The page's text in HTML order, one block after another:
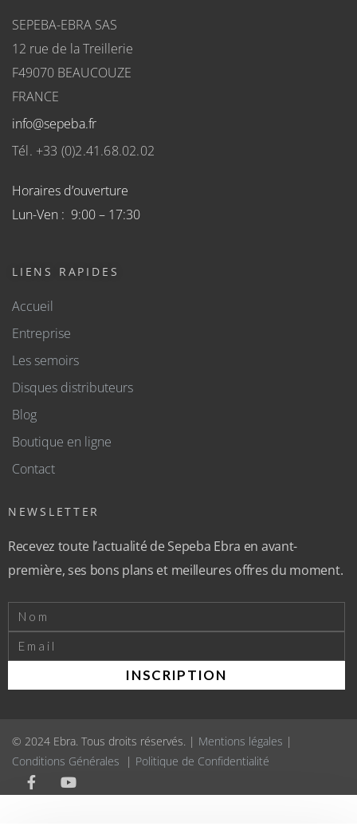
SEPEBA-EBRA SAS
12 rue de la Treillerie
F49070 BEAUCOUZE
FRANCE
info@sepeba.fr
Tél. +33 (0)2.41.68.02.02
Horaires d’ouverture
Lun-Ven : 9:00 – 17:30
LIENS RAPIDES
Accueil
Entreprise
Les semoirs
Disques distributeurs
Blog
Boutique en ligne
Contact
NEWSLETTER
Recevez toute l’actualité de Sepeba Ebra en avant-
première, ses bons plans et meilleures offres du moment.
INSCRIPTION
© 2024 Ebra. Tous droits réservés. | Mentions légales |
Conditions Générales | Politique de Confidentialité